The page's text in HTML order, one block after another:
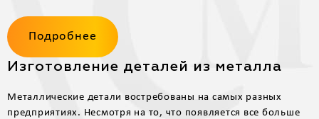
Подробнее
Изготовление деталей из металла
Металлические детали востребованы на самых разных
предприятиях. Несмотря на то, что появляется все больше